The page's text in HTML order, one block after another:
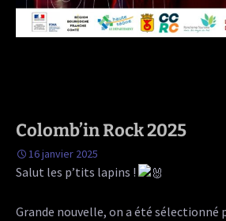
Colomb’in Rock 2025
16 janvier 2025
Salut les p’tits lapins !
Grande nouvelle, on a été sélectionné